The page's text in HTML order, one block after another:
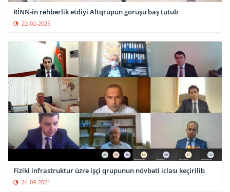
RİNN-in rəhbərlik etdiyi Altqrupun görüşü baş tutub
22-02-2025
Fiziki infrastruktur üzrə işçi qrupunun növbəti iclası keçirilib
24-09-2021